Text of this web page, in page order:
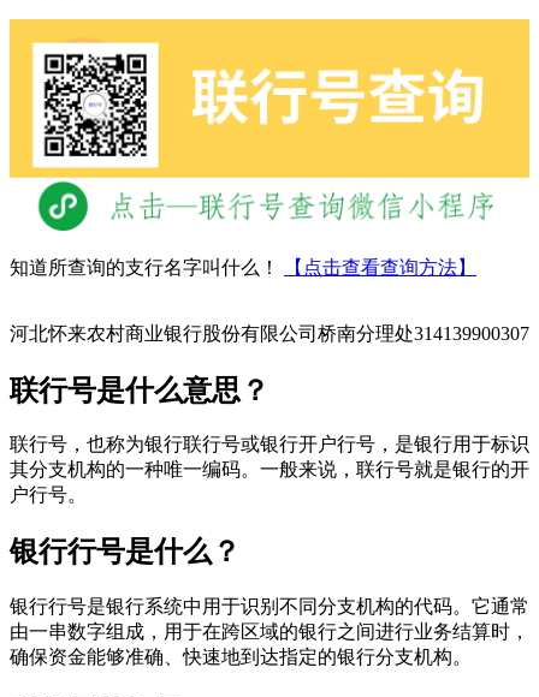
知道所查询的支行名字叫什么！ 【点击查看查询方法】
河北怀来农村商业银行股份有限公司桥南分理处314139900307
联行号是什么意思？
联行号，也称为银行联行号或银行开户行号，是银行用于标识
其分支机构的一种唯一编码。一般来说，联行号就是银行的开
户行号。
银行行号是什么？
银行行号是银行系统中用于识别不同分支机构的代码。它通常
由一串数字组成，用于在跨区域的银行之间进行业务结算时，
确保资金能够准确、快速地到达指定的银行分支机构。